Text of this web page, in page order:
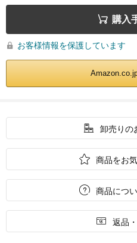
 購入
 お客様情報を保護しています
 卸売りの
 商品をお
 商品につ
 返品